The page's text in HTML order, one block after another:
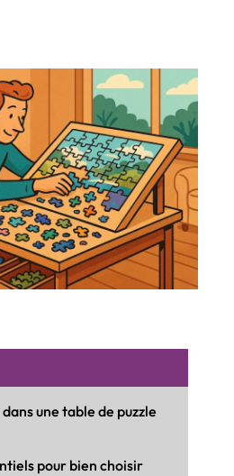
une table de puzzle
pour bien choisir